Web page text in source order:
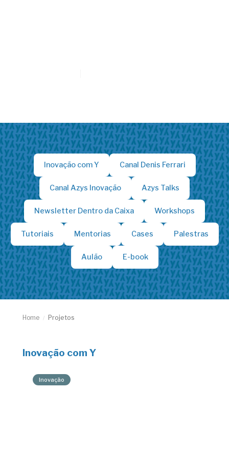
Inovação com Y Canal Denis Ferrari
Canal Azys Inovação Azys Talks
Newsletter Dentro da Caixa Workshops
Tutoriais Mentorias Cases Palestras
Aulão E-book
Home / Projetos
Inovação com Y
Inovação